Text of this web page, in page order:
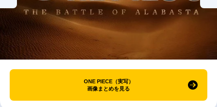
ONE PIECE（実写）
画像まとめを見る